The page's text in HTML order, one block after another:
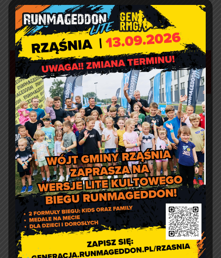
Aktualności
Marcin Kazuba Comment off
Sportowy weekend z Czarnymi
Rząśnia
Agnieszka Wiśniewska Comment off
Prośba o szanowanie i
prawidłowe użycie
defibrylatorów AED